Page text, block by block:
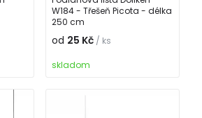
W184 - Třešeň Picota - délka
250 cm
od 25 Kč / ks
skladom